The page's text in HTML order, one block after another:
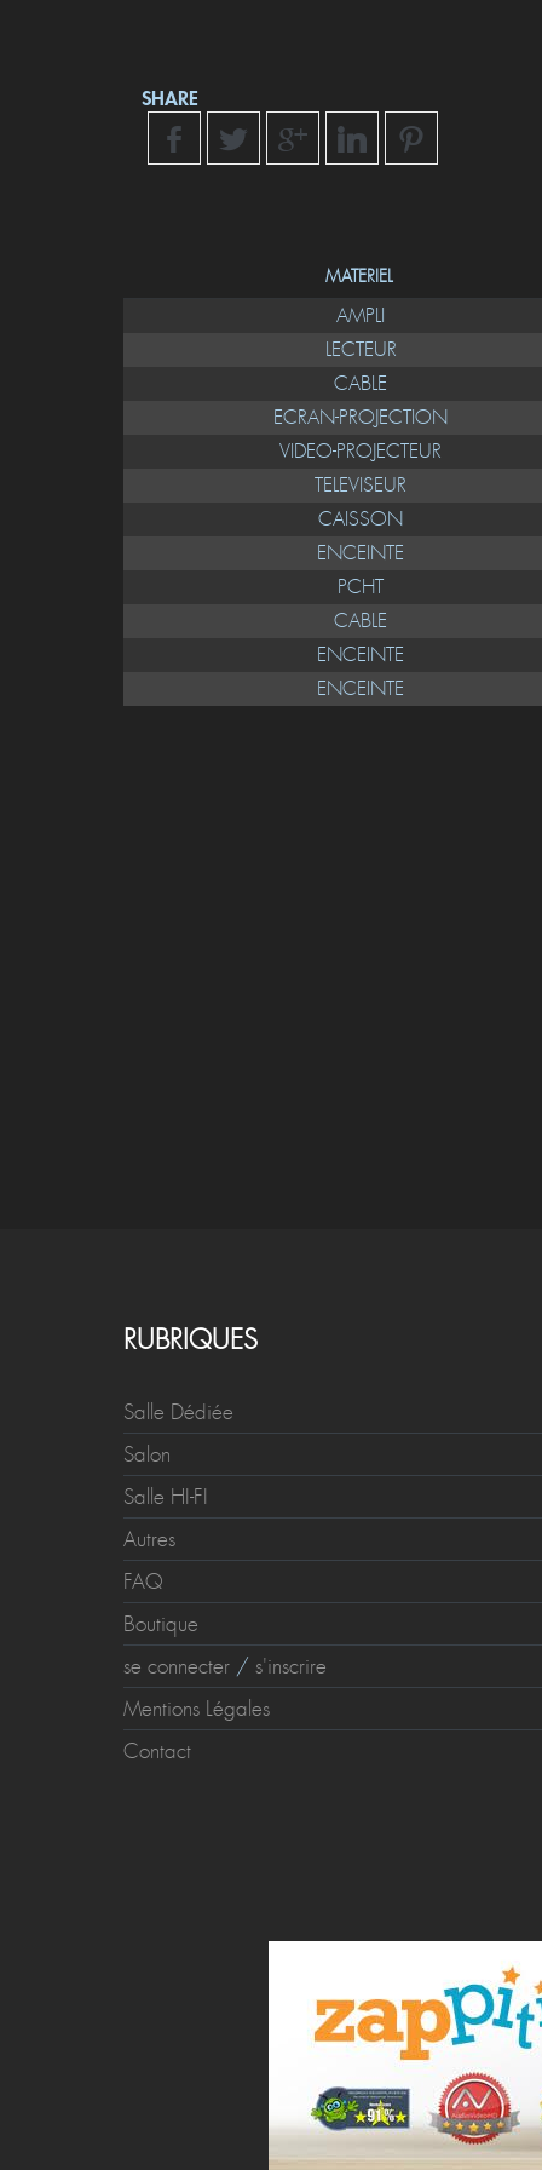
SHARE
MATERIEL
AMPLI
LECTEUR
CABLE
ECRAN-PROJECTION
VIDEO-PROJECTEUR
TELEVISEUR
CAISSON
ENCEINTE
PCHT
CABLE
ENCEINTE
ENCEINTE
RUBRIQUES
Salle Dédiée
Salon
Salle HI-FI
Autres
FAQ
Boutique
se connecter / s'inscrire
Mentions Légales
Contact